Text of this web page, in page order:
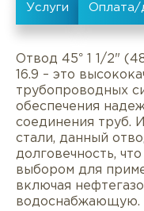
Отвод 45° 1 1/2"
16.9 – это
трубопроводных
обеспечения
соединения труб.
стали, данный
долговечность,
выбором для
включая
водоснабжающую.